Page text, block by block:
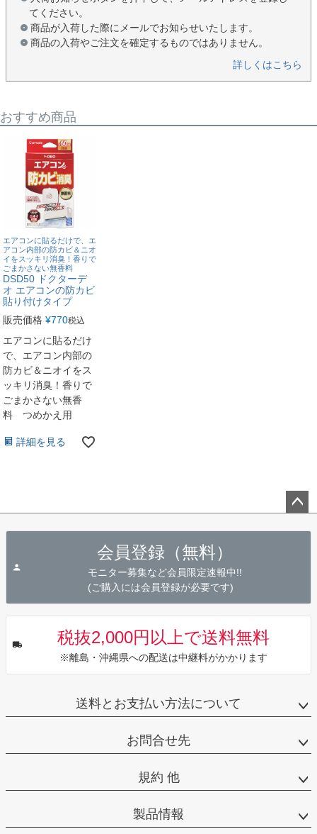
てください。
商品が入荷した際にメールでお知らせいたします。
商品の入荷やご注文を確定するものではありません。
詳しくはこちら
おすすめ商品
エアコンに貼るだけで、エ
アコン内部の防カビ＆ニオ
イをスッキリ消臭！香りで
ごまかさない無香料
DSD50 ドクターデ
オ エアコンの防カビ
貼り付けタイプ
販売価格 ¥770税込
エアコンに貼るだけ
で、エアコン内部の
防カビ＆ニオイをス
ッキリ消臭！香りで
ごまかさない無香
料 つめかえ用
詳細を見る
会員登録（無料）
モニター募集など会員限定速報中!!
(ご購入には会員登録が必要です)
税抜2,000円以上で送料無料
※離島・沖縄県への配送は中継料がかかります
送料とお支払い方法について
お問合せ先
規約 他
製品情報